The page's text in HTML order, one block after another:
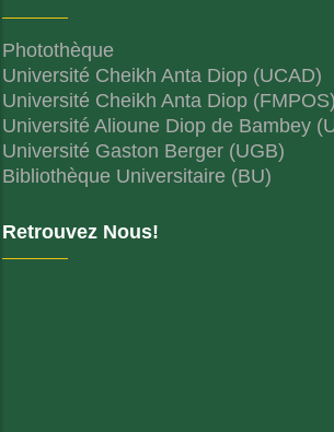
Photothèque
Université Cheikh Anta Diop (UCAD)
Université Cheikh Anta Diop (FMPOS)
Université Alioune Diop de Bambey
Université Gaston Berger (UGB)
Bibliothèque Universitaire (BU)
Retrouvez Nous!